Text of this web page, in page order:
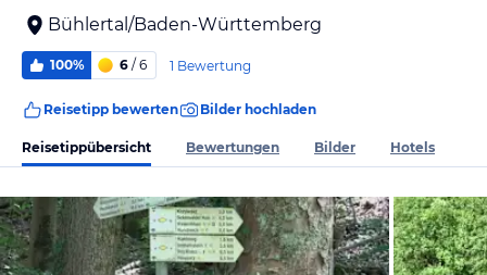
Bühlertal/Baden-Württemberg
100% 6 / 6 1 Bewertung
Reisetipp bewerten Bilder hochladen
Reisetippübersicht Bewertungen Bilder Hotels